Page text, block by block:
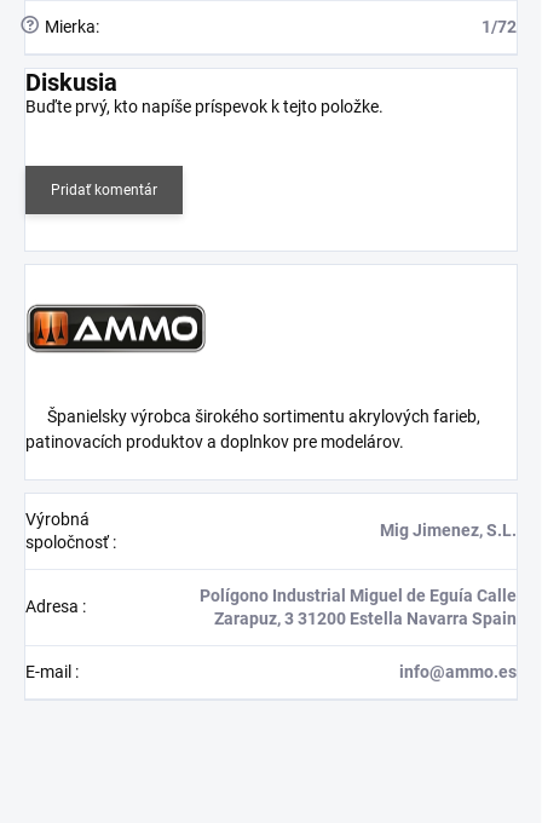
? Mierka: 1/72
Diskusia
Buďte prvý, kto napíše príspevok k tejto položke.
Pridať komentár
Španielsky výrobca širokého sortimentu akrylových farieb,
patinovacích produktov a doplnkov pre modelárov.
Výrobná
spoločnosť:
Mig Jimenez, S.L.
Adresa :
Polígono Industrial Miguel de Eguía Calle
Zarapuz, 3 31200 Estella Navarra Spain
E-mail : info@ammo.es